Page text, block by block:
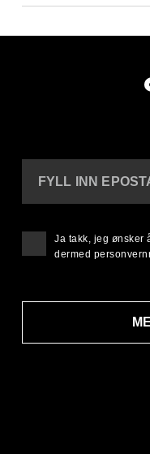
FYLL INN
Ja takk, jeg ønsker
dermed